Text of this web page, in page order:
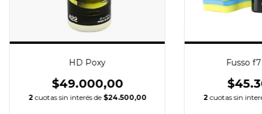
HD Poxy
$49.000,00
2 cuotas sin interés de $24.500,00
Fusso
2 cuotas sin